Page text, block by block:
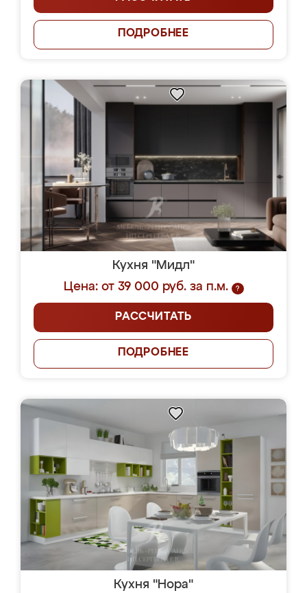
ПОДРОБНЕЕ
Кухня "Мидл"
Цена: от 39 000 руб. за п.м.
?
РАССЧИТАТЬ
ПОДРОБНЕЕ
Кухня "Нора"